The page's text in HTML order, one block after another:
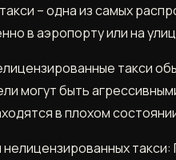
– одна из самых
в аэропорту или на
такси
могут быть
в плохом
нелицензированных